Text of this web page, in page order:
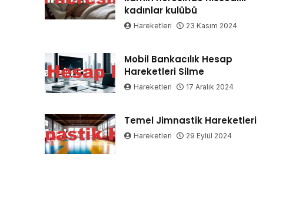
kadınlar kulübü
Hareketleri 23 Kasım 2024
Mobil Bankacılık Hesap
Hareketleri Silme
Hareketleri 17 Aralık 2024
Temel Jimnastik Hareketleri
Hareketleri 29 Eylül 2024